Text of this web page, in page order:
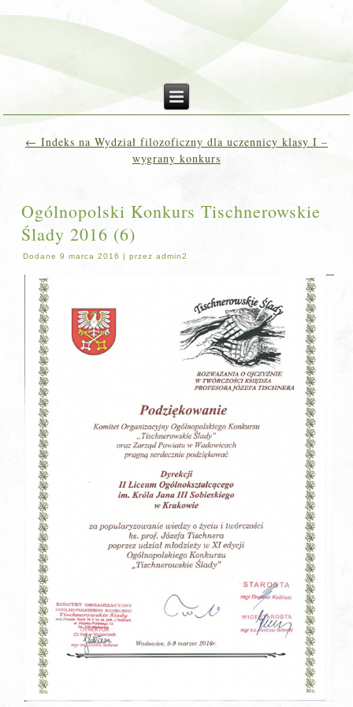
← Indeks na Wydział filozoficzny dla uczennicy klasy I –
wygrany konkurs
Ogólnopolski Konkurs Tischnerowskie
Ślady 2016 (6)
Dodane 9 marca 2016 |przez admin2